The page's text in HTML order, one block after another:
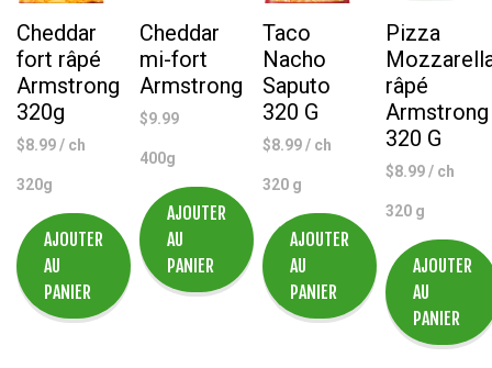
Cheddar
fort râpé
Armstrong
320g
$8.99/ ch
320g
AJOUTER
AU
PANIER
Cheddar
mi-fort
Armstrong
$9.99
400g
AJOUTER
AU
PANIER
Taco
Nacho
Saputo
320 G
$8.99/ ch
320 g
AJOUTER
AU
PANIER
Pizza
râpé
Armstrong
320 G
$8.99/ ch
320 g
AJOUTER
AU
PANIER